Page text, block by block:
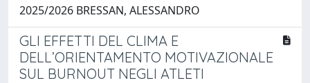
2025/2026 BRESSAN, ALESSANDRO
GLI EFFETTI DEL CLIMA E
DELL’ORIENTAMENTO MOTIVAZIONALE
SUL BURNOUT NEGLI ATLETI